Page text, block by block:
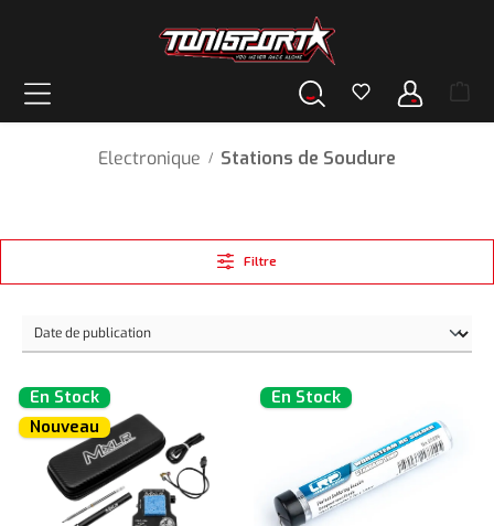
Electronique / Stations de Soudure
Filtre
En Stock
Nouveau
En Stock